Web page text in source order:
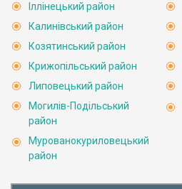
Іллінецький район
Калинівський район
Козятинський район
Крижопільський район
Липовецький район
Могилів-Подільський
район
Мурованокуриловецький
район